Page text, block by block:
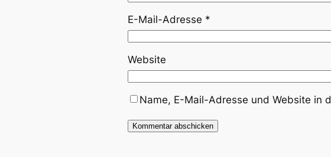
E-Mail-Adresse *
Website
Name, E-Mail-Adresse und Website in